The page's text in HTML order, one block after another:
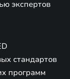
экспертов
стандартов
программ